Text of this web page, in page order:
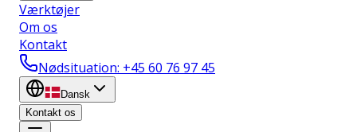
Værktøjer
Om os
Kontakt
Nødsituation: +45 60 76 97 45
Dansk
Kontakt os